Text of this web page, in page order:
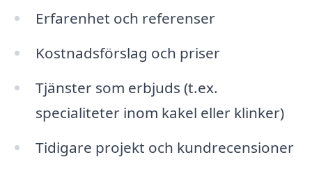
Erfarenhet och referenser
Kostnadsförslag och priser
Tjänster som erbjuds (t.ex.
specialiteter inom kakel eller klinker)
Tidigare projekt och kundrecensioner